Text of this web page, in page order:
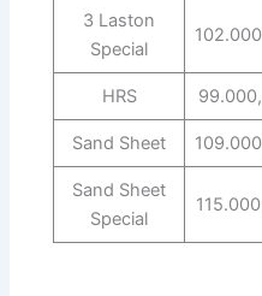
3 Laston
Special
HRS
Sand Sheet
Sand Sheet
Special